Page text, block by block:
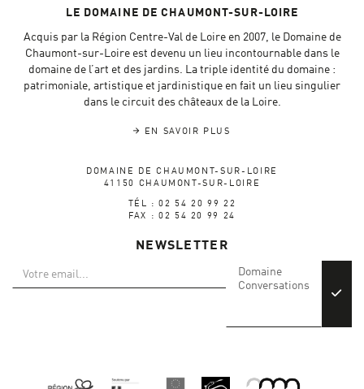
LE DOMAINE DE CHAUMONT-SUR-LOIRE
Acquis par la Région Centre-Val de Loire en 2007, le Domaine de
Chaumont-sur-Loire est devenu un lieu incontournable dans le
domaine de l’art et des jardins. La triple identité du domaine :
patrimoniale, artistique et jardinistique en fait un lieu singulier
dans le circuit des châteaux de la Loire.
EN SAVOIR PLUS
DOMAINE DE CHAUMONT-SUR-LOIRE
41150 CHAUMONT-SUR-LOIRE
TÉL : 02 54 20 99 22
FAX : 02 54 20 99 24
NEWSLETTER